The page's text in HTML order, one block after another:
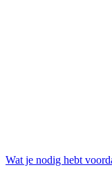
Wat je nodig hebt